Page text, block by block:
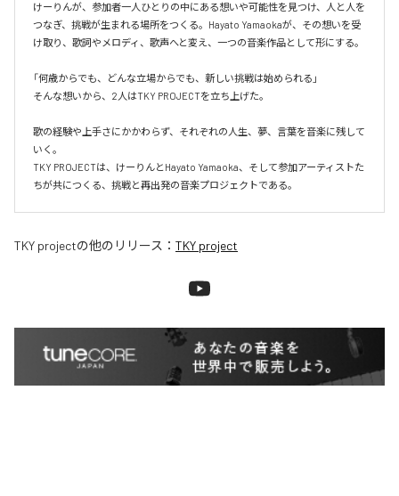
けーりんが、参加者一人ひとりの中にある想いや可能性を見つけ、人と人を
つなぎ、挑戦が生まれる場所をつくる。Hayato Yamaokaが、その想いを受
け取り、歌詞やメロディ、歌声へと変え、一つの音楽作品として形にする。
「何歳からでも、どんな立場からでも、新しい挑戦は始められる」
そんな想いから、2人はTKY PROJECTを立ち上げた。
歌の経験や上手さにかかわらず、それぞれの人生、夢、言葉を音楽に残して
いく。
TKY PROJECTは、けーりんとHayato Yamaoka、そして参加アーティストた
ちが共につくる、挑戦と再出発の音楽プロジェクトである。
TKY projectの他のリリース： TKY project